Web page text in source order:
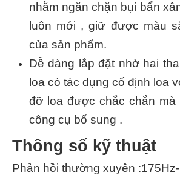
nhằm ngăn chặn bụi bẩn
luôn mới , giữ được màu
của sản phẩm.
Dễ dàng lắp đặt nhờ hai
loa có tác dụng cố định loa
đỡ loa được chắc chắn mà
công cụ bổ sung .
Thông số kỹ thuật
Phản hồi thường xuyên